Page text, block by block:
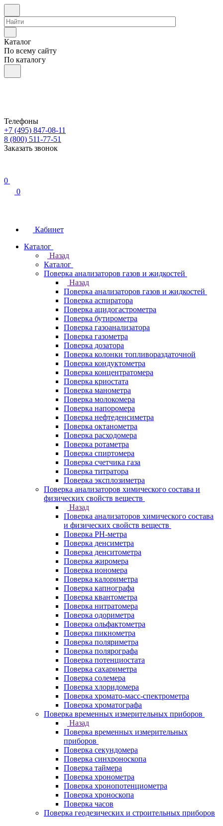
Каталог
По всему сайту
По каталогу
Телефоны
+7 (495) 847-08-11
8 (800) 511-77-51
Заказать звонок
0
0
Кабинет
Каталог
Назад
Каталог
Поверка анализаторов газов и жидкостей
Назад
Поверка анализаторов газов и жидкостей
Поверка аспиратора
Поверка ацидогастрометра
Поверка бутирометра
Поверка газоанализатора
Поверка газометра
Поверка дозатора
Поверка колонки топливораздаточной
Поверка кондуктометра
Поверка концентратомера
Поверка криостата
Поверка манометра
Поверка молокомера
Поверка напоромера
Поверка нефтеденсиметра
Поверка октанометра
Поверка расходомера
Поверка ротаметра
Поверка спиртомера
Поверка счетчика газа
Поверка титратора
Поверка эксплозиметра
Поверка анализаторов химического состава и
физических свойств веществ
Назад
Поверка анализаторов химического состава
и физических свойств веществ
Поверка PH-метра
Поверка денсиметра
Поверка денситометра
Поверка жиромера
Поверка иономера
Поверка калориметра
Поверка капнографа
Поверка квантометра
Поверка нитратомера
Поверка одориметра
Поверка ольфактометра
Поверка пикнометра
Поверка поляриметра
Поверка полярографа
Поверка потенциостата
Поверка сахариметра
Поверка солемера
Поверка хлоридомера
Поверка хромато-масс-спектрометра
Поверка хроматографа
Поверка временных измерительных приборов
Назад
Поверка временных измерительных
приборов
Поверка секундомера
Поверка синхроноскопа
Поверка таймера
Поверка хронометра
Поверка хронопотенциометра
Поверка хроноскопа
Поверка часов
Поверка геодезических и строительных приборов